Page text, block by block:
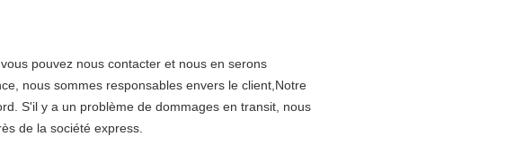
pouvez nous contacter et nous en serons
nous sommes responsables envers le client,Notre
S'il y a un problème de dommages en transit, nous
de la société express.